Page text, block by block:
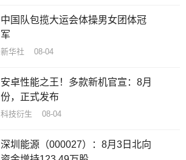
中国队包揽大运会体操男女团体冠
军
新华社 08-04
安卓性能之王！多款新机官宣：8月
份，正式发布
科技衍生 08-04
深圳能源（000027）：8月3日北向